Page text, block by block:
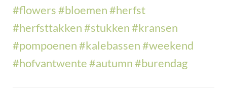
#flowers#bloemen#herfst
#herfsttakken#stukken#kransen
#pompoenen#kalebassen#weekend
#hofvantwente#autumn#burendag